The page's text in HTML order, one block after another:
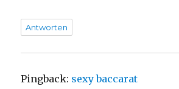
Antworten
Pingback: sexy baccarat